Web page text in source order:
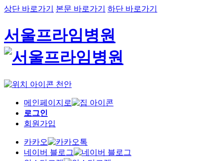
상단 바로가기 본문 바로가기 하단 바로가기
서울프라임병원
천안
메인페이지로
로그인
회원가입
카카오
네이버 블로그